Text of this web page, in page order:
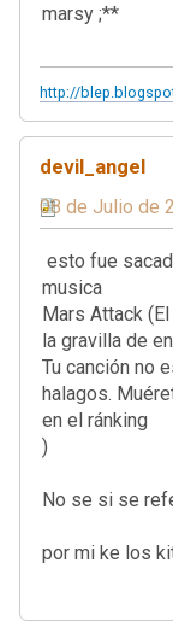
marsy ;**
http://
devil_angel
08 de Julio de
esto fue
musica
Mars Attack
la gravilla de
Tu canción no
halagos.
en el ránking
)
No se si se
por mi ke los